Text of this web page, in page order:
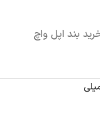
بند اپل واچ